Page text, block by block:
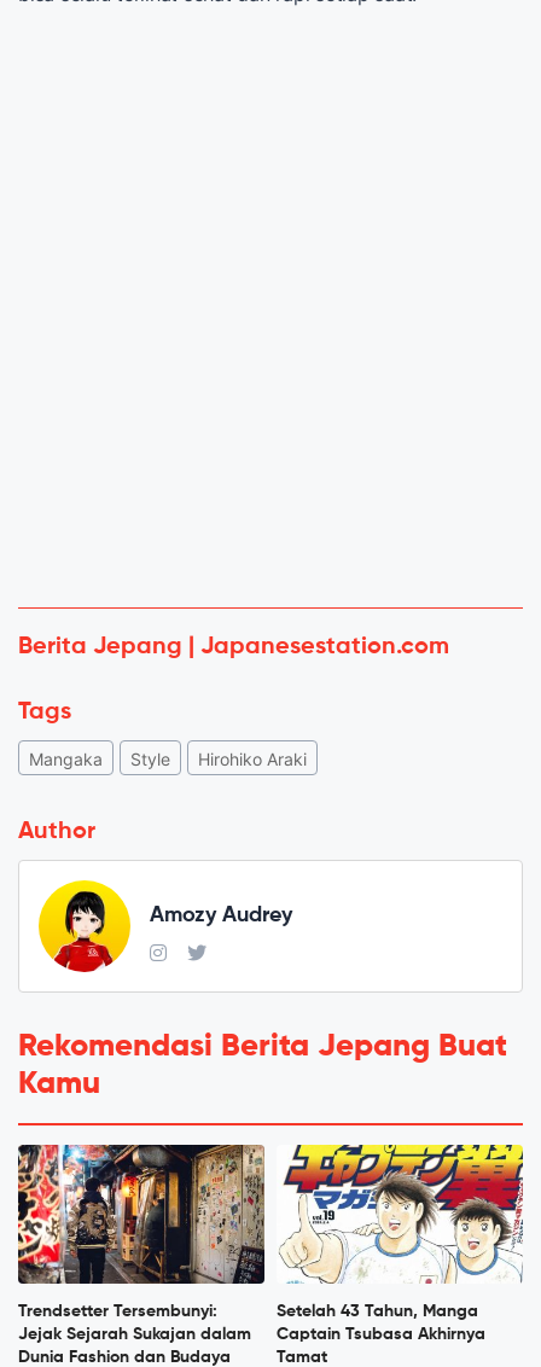
Berita Jepang | Japanesestation.com
Tags
Mangaka Style Hirohiko Araki
Author
Amozy Audrey
Rekomendasi Berita Jepang Buat
Kamu
Trendsetter Tersembunyi:
Jejak Sejarah Sukajan dalam
Dunia Fashion dan Budaya
Setelah 43 Tahun, Manga
Captain Tsubasa Akhirnya
Tamat